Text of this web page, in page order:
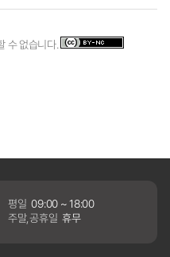
수 없습니다.
평일 09:00 ~ 18:00
주말,공휴일 휴무